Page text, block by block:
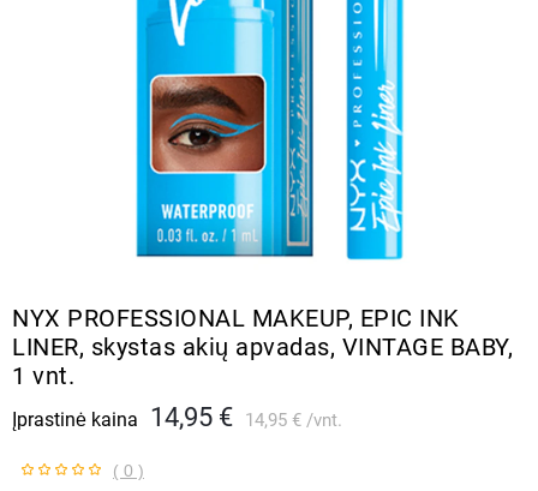
NYX PROFESSIONAL MAKEUP, EPIC INK
LINER, skystas akių apvadas, VINTAGE BABY,
1 vnt.
Įprastinė kaina 14,95 € 14,95 € vnt.
( 0 )